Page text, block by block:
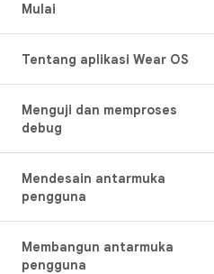
Mulai
Tentang aplikasi Wear OS
Menguji dan memproses
debug
Mendesain antarmuka
pengguna
Membangun antarmuka
pengguna